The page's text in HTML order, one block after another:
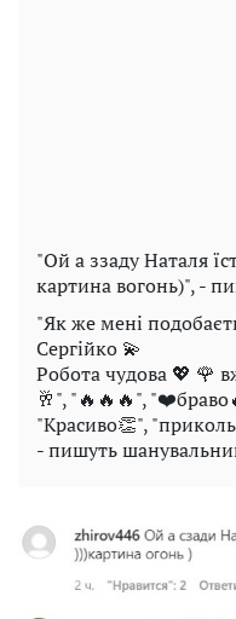
"Ой а ззаду Наталя
картина вогонь)", -
"Як же мені
Сергійко 💫
Робота чудова 💖 🌹
🥂", "🔥🔥🔥",
"Красиво👏",
- пишуть